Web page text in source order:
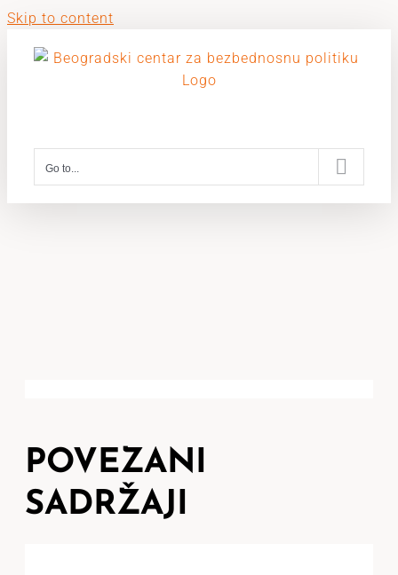
Skip to content
Go to...
POVEZANI
SADRŽAJI